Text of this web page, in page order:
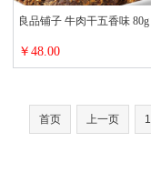
良品铺子 牛肉干五香味 80g
￥48.00
首页 上一页 1